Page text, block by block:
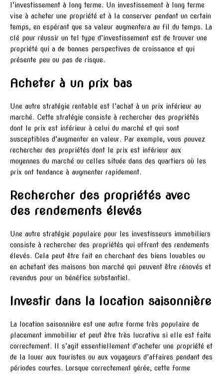
l’investissement à long terme. Un investissement à long terme
vise à acheter une propriété et à la conserver pendant un certain
temps, en espérant que sa valeur augmentera au fil du temps. La
clé pour réussir un tel type d’investissement est de trouver une
propriété qui a de bonnes perspectives de croissance et qui
présente peu ou pas de risque.
Acheter à un prix bas
Une autre stratégie rentable est l’achat à un prix inférieur au
marché. Cette stratégie consiste à rechercher des propriétés
dont le prix est inférieur à celui du marché et qui sont
susceptibles d’augmenter en valeur. Par exemple, vous pouvez
rechercher des propriétés dont le prix est inférieur aux
moyennes du marché ou celles située dans des quartiers où les
prix ont tendance à augmenter rapidement.
Rechercher des propriétés avec
des rendements élevés
Une autre stratégie populaire pour les investisseurs immobiliers
consiste à rechercher des propriétés qui offrent des rendements
élevés. Cela peut être fait en cherchant des biens louables ou
en achetant des maisons bon marché qui peuvent être rénovés et
revendus pour un bénéfice substantiel.
Investir dans la location saisonnière
La location saisonnière est une autre forme très populaire de
placement immobilier et peut être très lucrative si elle est faite
correctement. Il s’agit essentiellement d’acheter une propriété et
de la louer aux touristes ou aux voyageurs d’affaires pendant des
périodes courtes. Lorsque correctement gérée, cette forme